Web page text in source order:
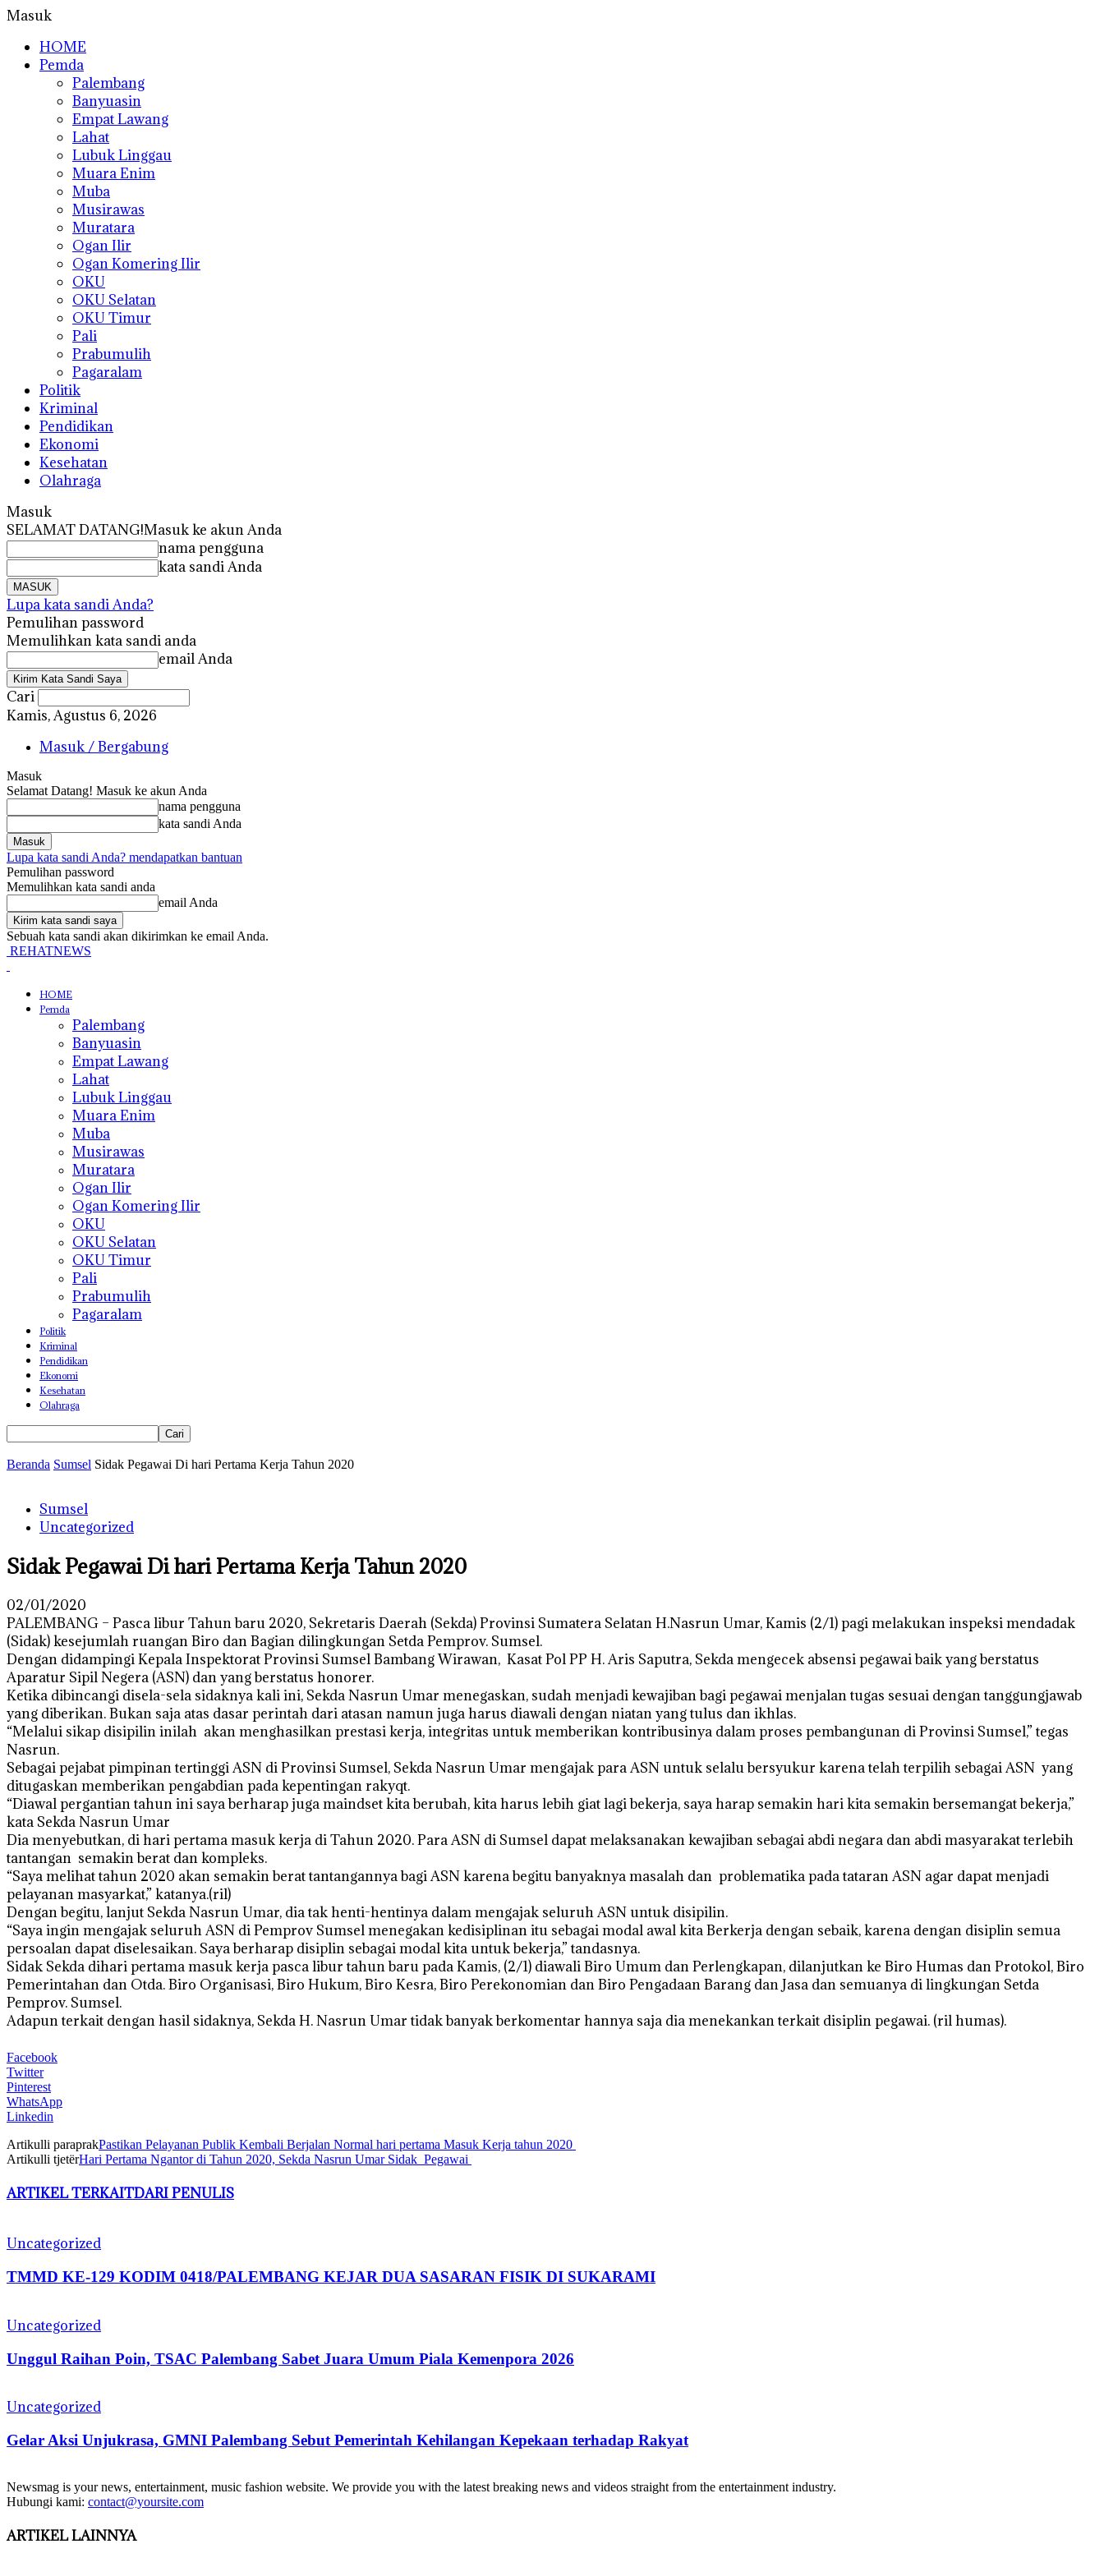
Masuk
HOME
Pemda
Palembang
Banyuasin
Empat Lawang
Lahat
Lubuk Linggau
Muara Enim
Muba
Musirawas
Muratara
Ogan Ilir
Ogan Komering Ilir
OKU
OKU Selatan
OKU Timur
Pali
Prabumulih
Pagaralam
Politik
Kriminal
Pendidikan
Ekonomi
Kesehatan
Olahraga
Masuk
SELAMAT DATANG!Masuk ke akun Anda
nama pengguna
kata sandi Anda
Lupa kata sandi Anda?
Pemulihan password
Memulihkan kata sandi anda
email Anda
Cari
Kamis, Agustus 6, 2026
Masuk / Bergabung
Masuk
Selamat Datang! Masuk ke akun Anda
nama pengguna
kata sandi Anda
Lupa kata sandi Anda? mendapatkan bantuan
Pemulihan password
Memulihkan kata sandi anda
email Anda
Sebuah kata sandi akan dikirimkan ke email Anda.
REHATNEWS
HOME
Pemda
Palembang
Banyuasin
Empat Lawang
Lahat
Lubuk Linggau
Muara Enim
Muba
Musirawas
Muratara
Ogan Ilir
Ogan Komering Ilir
OKU
OKU Selatan
OKU Timur
Pali
Prabumulih
Pagaralam
Politik
Kriminal
Pendidikan
Ekonomi
Kesehatan
Olahraga
Beranda Sumsel Sidak Pegawai Di hari Pertama Kerja Tahun 2020
Sumsel
Uncategorized
Sidak Pegawai Di hari Pertama Kerja Tahun 2020
02/01/2020
PALEMBANG – Pasca libur Tahun baru 2020, Sekretaris Daerah (Sekda) Provinsi Sumatera Selatan H.Nasrun Umar, Kamis (2/1) pagi melakukan inspeksi mendadak
(Sidak) kesejumlah ruangan Biro dan Bagian dilingkungan Setda Pemprov. Sumsel.
Dengan didampingi Kepala Inspektorat Provinsi Sumsel Bambang Wirawan, Kasat Pol PP H. Aris Saputra, Sekda mengecek absensi pegawai baik yang berstatus
Aparatur Sipil Negera (ASN) dan yang berstatus honorer.
Ketika dibincangi disela-sela sidaknya kali ini, Sekda Nasrun Umar menegaskan, sudah menjadi kewajiban bagi pegawai menjalan tugas sesuai dengan tanggungjawab
yang diberikan. Bukan saja atas dasar perintah dari atasan namun juga harus diawali dengan niatan yang tulus dan ikhlas.
“Melalui sikap disipilin inilah akan menghasilkan prestasi kerja, integritas untuk memberikan kontribusinya dalam proses pembangunan di Provinsi Sumsel,” tegas
Nasrun.
Sebagai pejabat pimpinan tertinggi ASN di Provinsi Sumsel, Sekda Nasrun Umar mengajak para ASN untuk selalu bersyukur karena telah terpilih sebagai ASN yang
ditugaskan memberikan pengabdian pada kepentingan rakyqt.
“Diawal pergantian tahun ini saya berharap juga maindset kita berubah, kita harus lebih giat lagi bekerja, saya harap semakin hari kita semakin bersemangat bekerja,”
kata Sekda Nasrun Umar
Dia menyebutkan, di hari pertama masuk kerja di Tahun 2020. Para ASN di Sumsel dapat melaksanakan kewajiban sebagai abdi negara dan abdi masyarakat terlebih
tantangan semakin berat dan kompleks.
“Saya melihat tahun 2020 akan semakin berat tantangannya bagi ASN karena begitu banyaknya masalah dan problematika pada tataran ASN agar dapat menjadi
pelayanan masyarkat,” katanya.(ril)
Dengan begitu, lanjut Sekda Nasrun Umar, dia tak henti-hentinya dalam mengajak seluruh ASN untuk disipilin.
“Saya ingin mengajak seluruh ASN di Pemprov Sumsel menegakan kedisiplinan itu sebagai modal awal kita Berkerja dengan sebaik, karena dengan disiplin semua
persoalan dapat diselesaikan. Saya berharap disiplin sebagai modal kita untuk bekerja,” tandasnya.
Sidak Sekda dihari pertama masuk kerja pasca libur tahun baru pada Kamis, (2/1) diawali Biro Umum dan Perlengkapan, dilanjutkan ke Biro Humas dan Protokol, Biro
Pemerintahan dan Otda. Biro Organisasi, Biro Hukum, Biro Kesra, Biro Perekonomian dan Biro Pengadaan Barang dan Jasa dan semuanya di lingkungan Setda
Pemprov. Sumsel.
Adapun terkait dengan hasil sidaknya, Sekda H. Nasrun Umar tidak banyak berkomentar hannya saja dia menekankan terkait disiplin pegawai. (ril humas).
Facebook
Twitter
Pinterest
WhatsApp
Linkedin
Artikulli paraprakPastikan Pelayanan Publik Kembali Berjalan Normal hari pertama Masuk Kerja tahun 2020
Artikulli tjetërHari Pertama Ngantor di Tahun 2020, Sekda Nasrun Umar Sidak Pegawai
ARTIKEL TERKAITDARI PENULIS
Uncategorized
TMMD KE-129 KODIM 0418/PALEMBANG KEJAR DUA SASARAN FISIK DI SUKARAMI
Uncategorized
Unggul Raihan Poin, TSAC Palembang Sabet Juara Umum Piala Kemenpora 2026
Uncategorized
Gelar Aksi Unjukrasa, GMNI Palembang Sebut Pemerintah Kehilangan Kepekaan terhadap Rakyat
Newsmag is your news, entertainment, music fashion website. We provide you with the latest breaking news and videos straight from the entertainment industry.
Hubungi kami: contact@yoursite.com
ARTIKEL LAINNYA